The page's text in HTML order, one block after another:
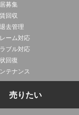
募集
回収
去管理
ーム対応
ブル対応
回復
テナンス
売りたい